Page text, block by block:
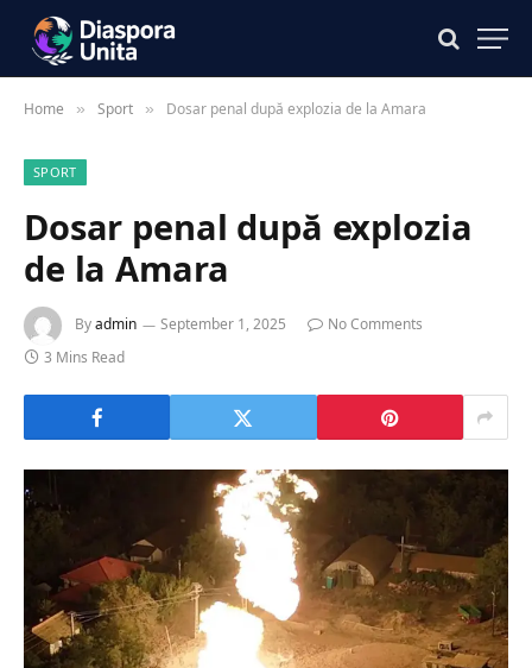
Home » Sport » Dosar penal după explozia de la Amara
SPORT
Dosar penal după explozia
de la Amara
Byadmin September 1, 2025
No Comments
3 Mins Read